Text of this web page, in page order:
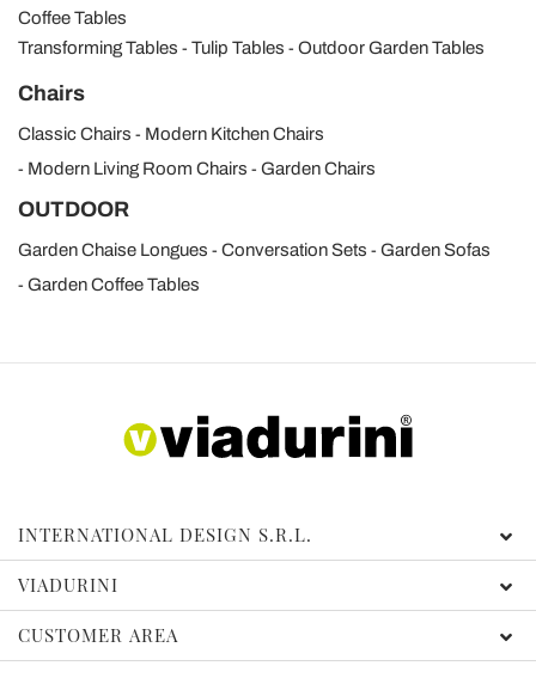
Coffee Tables
Transforming Tables
Tulip Tables Outdoor Garden Tables
Chairs
Classic Chairs
Modern Kitchen Chairs
Modern Living Room Chairs
Garden Chairs
OUTDOOR
Garden Chaise Longues Conversation Sets
Garden Sofas
Garden Coffee Tables
INTERNATIONAL DESIGN S.R.L.
VIADURINI
CUSTOMER AREA